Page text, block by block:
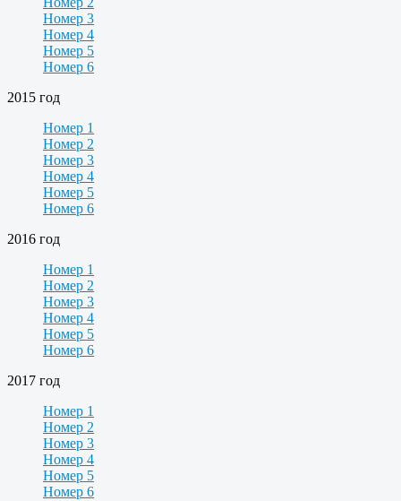
Номер 3
Номер 4
Номер 5
Номер 6
2015 год
Номер 1
Номер 2
Номер 3
Номер 4
Номер 5
Номер 6
2016 год
Номер 1
Номер 2
Номер 3
Номер 4
Номер 5
Номер 6
2017 год
Номер 1
Номер 2
Номер 3
Номер 4
Номер 5
Номер 6